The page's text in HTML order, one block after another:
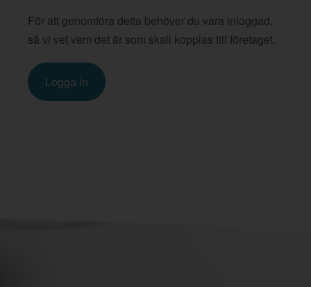
För att genomföra detta behöver du vara inloggad,
så vi vet vem det är som skall kopplas till företaget.
Logga in